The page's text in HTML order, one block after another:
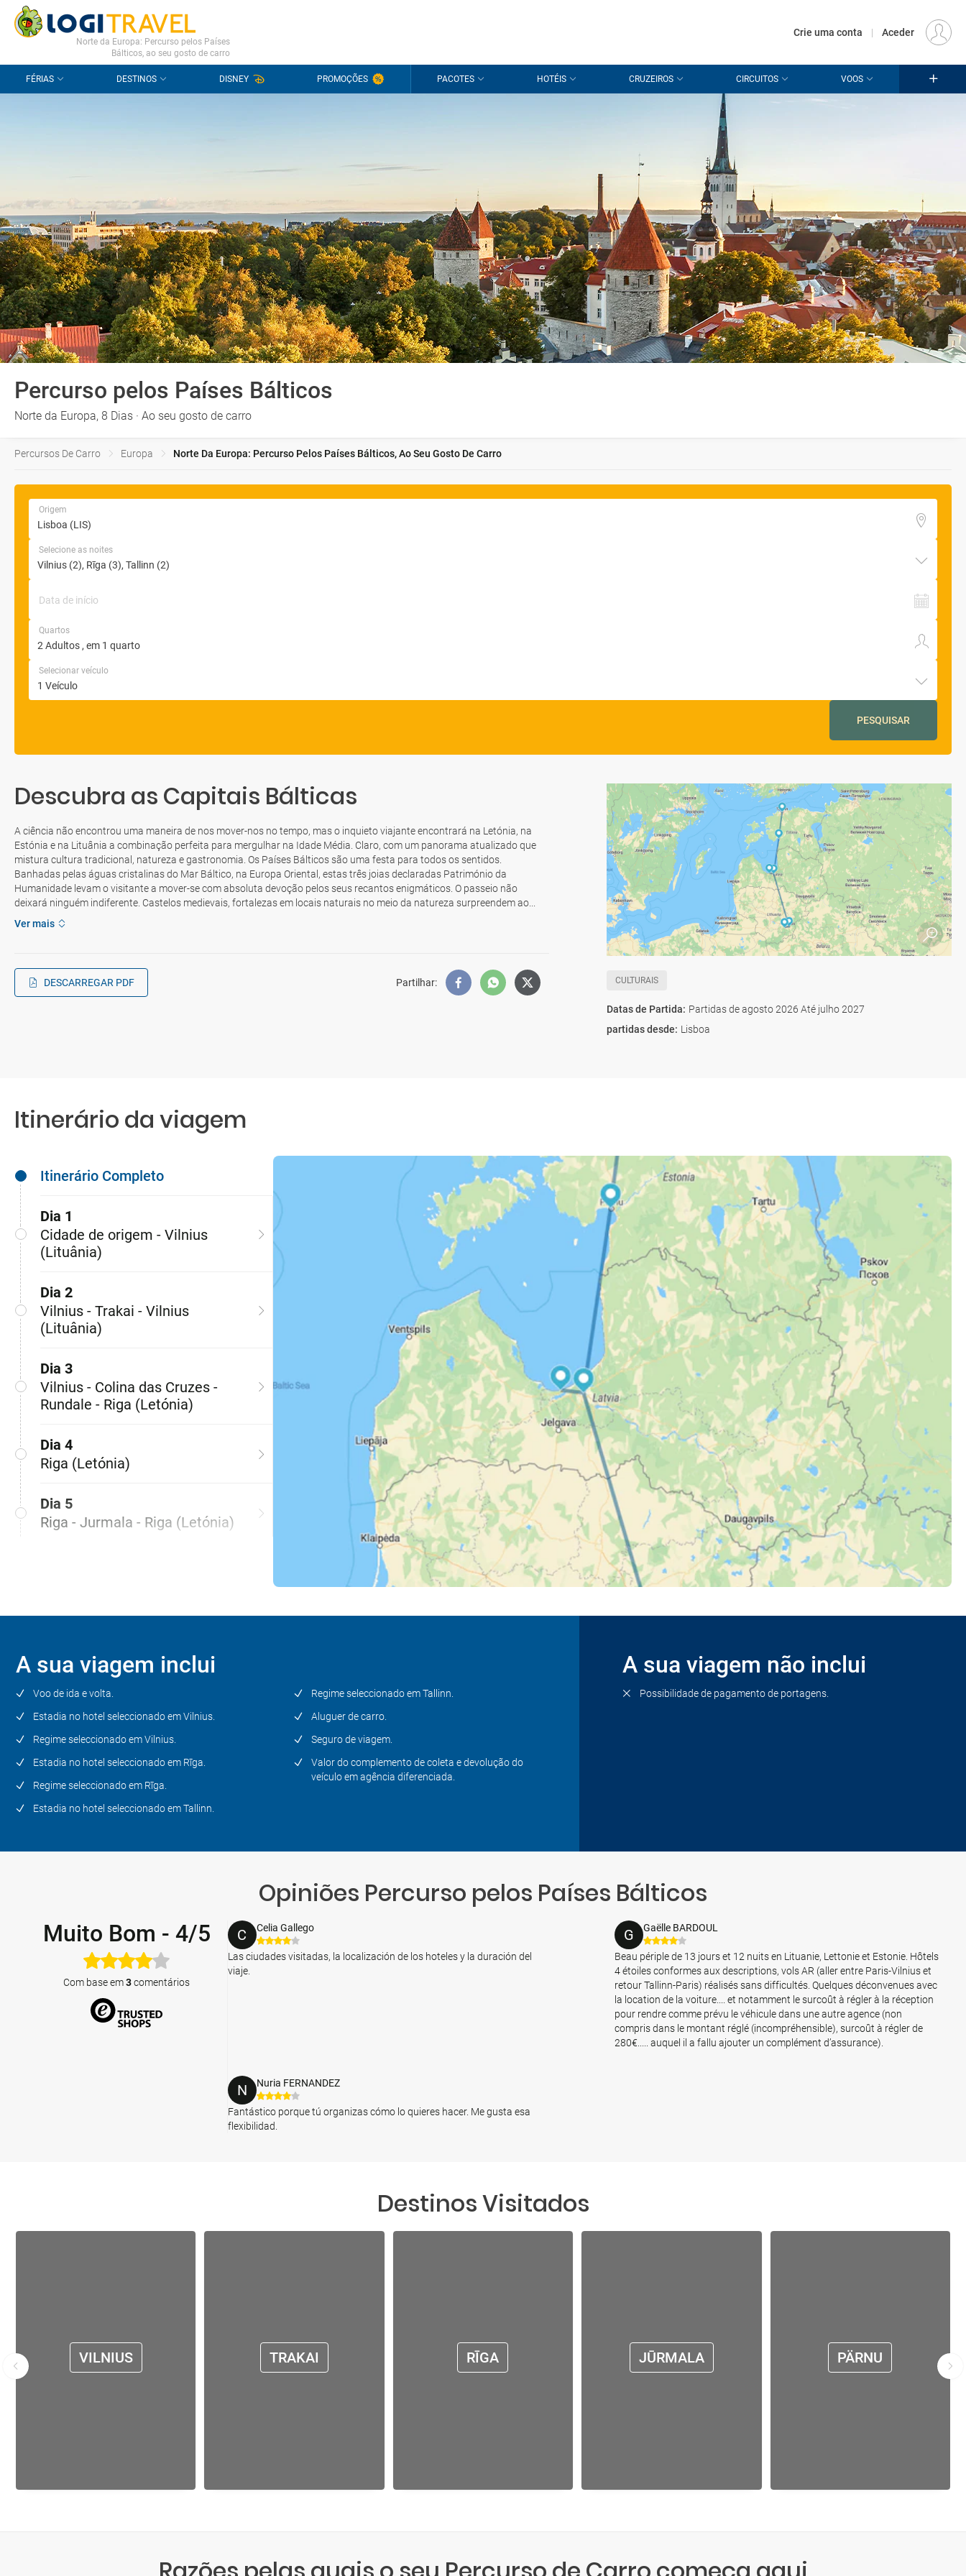
CONTACTO PERGUNTAS FREQUENTES
Norte da Europa: Percurso pelos Países
Bálticos, ao seu gosto de carro
Crie uma conta | Aceder
FÉRIAS DESTINOS DISNEY PROMOÇÕES PACOTES HOTÉIS CRUZEIROS CIRCUITOS VOOS
Percurso pelos Países Bálticos
Norte da Europa, 8 Dias · Ao seu gosto de carro
Percursos De Carro Europa Norte Da Europa: Percurso Pelos Países Bálticos, Ao Seu Gosto De Carro
Origem
Selecione as noites
Data de início
Quartos
Selecionar veículo
PESQUISAR
Descubra as Capitais Bálticas
A ciência não encontrou uma maneira de nos mover-nos no tempo, mas o inquieto viajante encontrará na Letónia, na
Estónia e na Lituânia a combinação perfeita para mergulhar na Idade Média. Claro, com um panorama atualizado que
mistura cultura tradicional, natureza e gastronomia. Os Países Bálticos são uma festa para todos os sentidos.
Banhadas pelas águas cristalinas do Mar Báltico, na Europa Oriental, estas três joias declaradas Património da
Humanidade levam o visitante a mover-se com absoluta devoção pelos seus recantos enigmáticos. O passeio não
deixará ninguém indiferente. Castelos medievais, fortalezas em locais naturais no meio da natureza surpreendem ao...
Ver mais
DESCARREGAR PDF Partilhar: CULTURAIS
Datas de Partida: Partidas de agosto 2026 Até julho 2027
partidas desde: Lisboa
Itinerário da viagem
Itinerário Completo
Dia 1
Cidade de origem - Vilnius
(Lituânia)
Dia 2
Vilnius - Trakai - Vilnius
(Lituânia)
Dia 3
Vilnius - Colina das Cruzes -
Rundale - Riga (Letónia)
Dia 4
Riga (Letónia)
Dia 5
Riga - Jurmala - Riga (Letónia)
Dia 7
Tallinn - Cidade de origem
A sua viagem inclui
Voo de ida e volta.
Estadia no hotel seleccionado em Vilnius.
Regime seleccionado em Vilnius.
Estadia no hotel seleccionado em Rīga.
Regime seleccionado em Rīga.
Estadia no hotel seleccionado em Tallinn.
Regime seleccionado em Tallinn.
Aluguer de carro.
Seguro de viagem.
Valor do complemento de coleta e devolução do
veículo em agência diferenciada.
A sua viagem não inclui
Possibilidade de pagamento de portagens.
Opiniões Percurso pelos Países Bálticos
Muito Bom - 4/5
Com base em3comentários
C Celia Gallego
Las ciudades visitadas, la localización de los hoteles y la duración del
viaje.
G Gaëlle BARDOUL
Beau périple de 13 jours et 12 nuits en Lituanie, Lettonie et Estonie. Hôtels
4 étoiles conformes aux descriptions, vols AR (aller entre Paris-Vilnius et
retour Tallinn-Paris) réalisés sans difficultés. Quelques déconvenues avec
la location de la voiture.... et notamment le surcoût à régler à la réception
pour rendre comme prévu le véhicule dans une autre agence (non
compris dans le montant réglé (incompréhensible), surcoût à régler de
280€..... auquel il a fallu ajouter un complément d’assurance).
N Nuria FERNANDEZ
Fantástico porque tú organizas cómo lo quieres hacer. Me gusta esa
flexibilidad.
Destinos Visitados
VILNIUS TRAKAI RĪGA JŪRMALA PÄRNU